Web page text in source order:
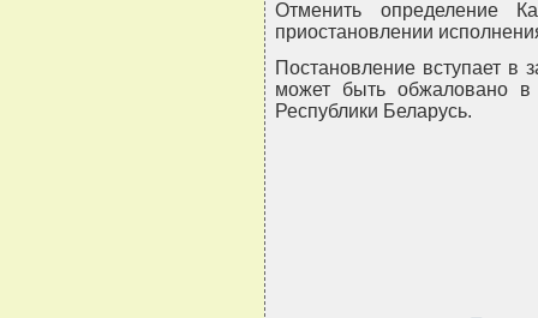
Отменить определение
приостановлении
Постановление вступает в
может быть обжаловано в
Республики Беларусь.